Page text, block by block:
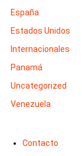
España
Estados Unidos
Internacionales
Panamá
Uncategorized
Venezuela
Contacto